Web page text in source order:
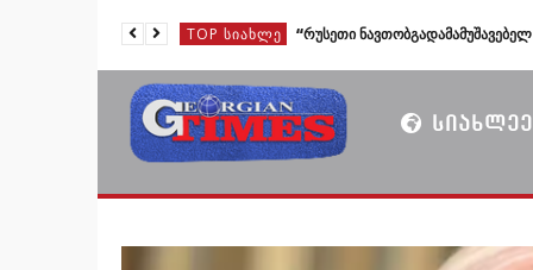
TOP ᲡᲘᲐᲮᲚᲔ
TOP ᲡᲘᲐᲮᲚᲔ
TOP ᲡᲘᲐᲮᲚᲔ
TOP ᲡᲘᲐᲮᲚᲔ